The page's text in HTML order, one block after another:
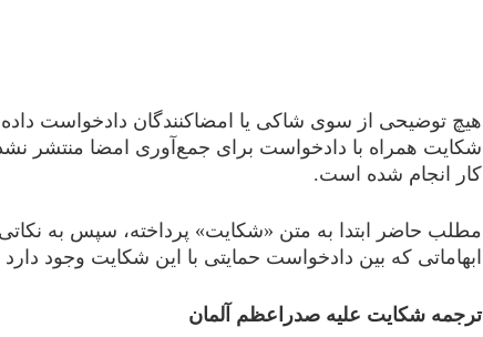
هیچ توضیحی از سوی شاکی یا امضاکنندگان دادخواست داده
شکایت همراه با دادخواست برای جمع‌آوری امضا منتشر
کار انجام شده است.
مطلب حاضر ابتدا به متن «شکایت» پرداخته، سپس به نکاتی
ابهاماتی که بین دادخواست حمایتی با این شکایت وجود
ترجمه شکایت علیه صدراعظم آلمان